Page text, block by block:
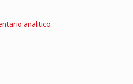
analitico